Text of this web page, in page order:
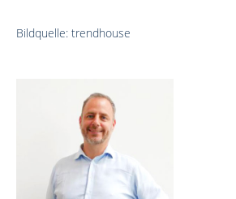
Bildquelle: trendhouse